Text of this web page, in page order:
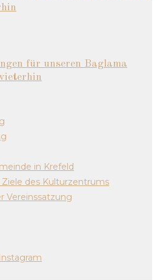
für unseren Baglama
in Krefeld
des Kulturzentrums
Vereinssatzung